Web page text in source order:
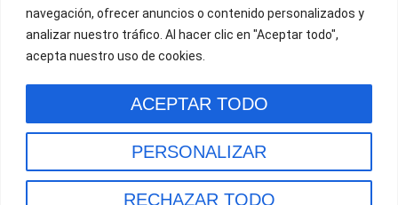
navegación, ofrecer anuncios o contenido personalizados y
analizar nuestro tráfico. Al hacer clic en "Aceptar todo",
acepta nuestro uso de cookies.
PERSONALIZAR
RECHAZAR TODO
ACEPTAR TODO
¿Quiénes somos? Contacto Aviso Legal
Política de Cookies
Copyright 2026 - Opinionesrealesde.com